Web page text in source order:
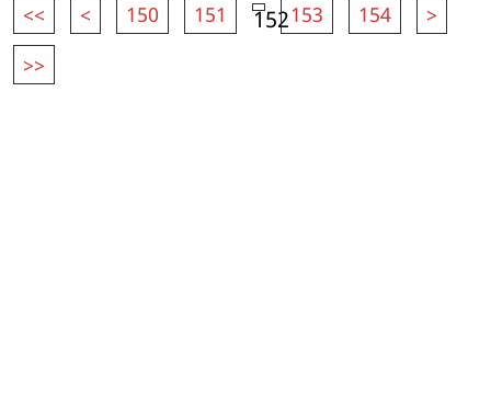
<< < 150 151 152153 154
>
>>